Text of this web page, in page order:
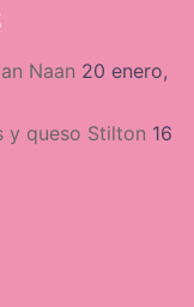
Naan 20 enero,
y queso Stilton 16